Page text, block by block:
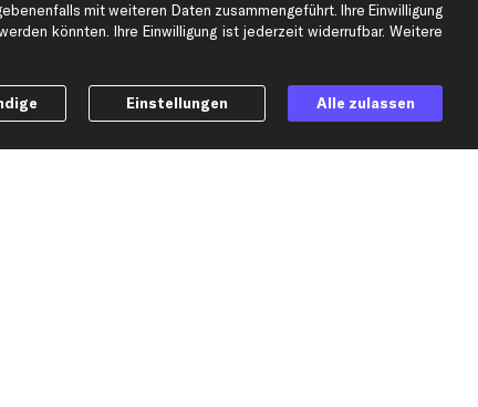
Top Automarken
Ford Ersatzteile
mit weiteren Daten zusammengeführt. Ihre Einwilligung
könnten. Ihre Einwilligung ist jederzeit widerrufbar. Weitere
Einstellungen Alle zulassen